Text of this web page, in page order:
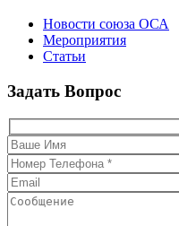
Новости союза ОСА
Мероприятия
Статьи
Задать Вопрос